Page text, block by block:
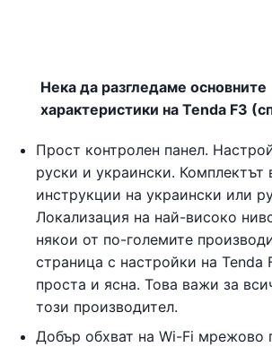
Нека да разгледаме основните
характеристики на Tenda F3
Прост контролен панел.
руски и украински. Комплектът
инструкции на украински или
Локализация на най-високо
някои от по-големите
страница с настройки на Tenda
проста и ясна. Това важи за
този производител.
Добър обхват на Wi-Fi мрежово